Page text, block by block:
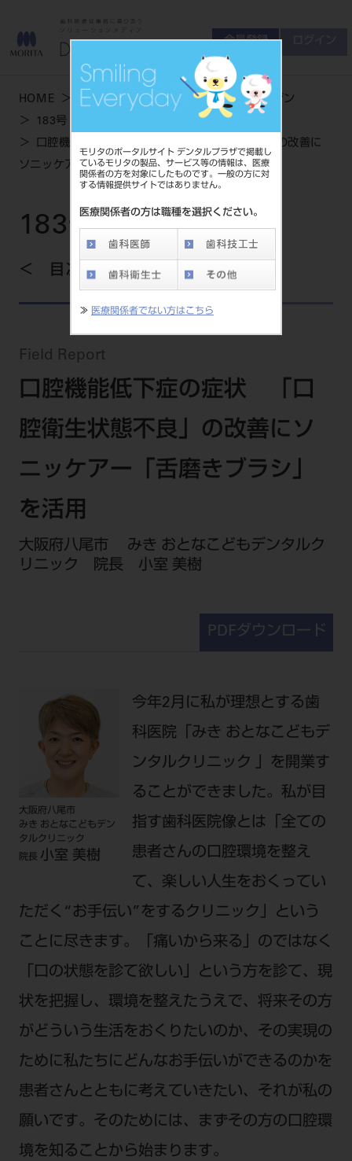
モリタのポータルサイト デンタルプラザで掲載し
ているモリタの製品、サービス等の情報は、医療
関係者の方を対象にしたものです。一般の方に対
する情報提供サイトではありません。
医療関係者の方は職種を選択ください。
≫ 医療関係者でない方はこちら
会員登録
HOME 学術・お役立ち情報
デンタルマガジン
183号 WINTER
口腔機能低下症の症状 「口腔衛生状態不良」の改善に
ソニッケアー「舌磨きブラシ」を活用
183号 WINTER
目次を見る
Field Report
口腔機能低下症の症状 「口
腔衛生状態不良」の改善にソ
ニッケアー「舌磨きブラシ」
を活用
大阪府八尾市 みき おとなこどもデンタルク
リニック 院長 小室 美樹
PDFダウンロード
大阪府八尾市
みき おとなこどもデン
タルクリニック
院長 小室 美樹
今年2月に私が理想とする歯
科医院「みき おとなこどもデ
ンタルクリニック 」を開業す
ることができました。私が目
指す歯科医院像とは「全ての
患者さんの口腔環境を整え
て、楽しい人生をおくってい
ただく“お手伝い”をするクリニック」という
ことに尽きます。「痛いから来る」のではなく
「口の状態を診て欲しい」という方を診て、現
状を把握し、環境を整えたうえで、将来その方
がどういう生活をおくりたいのか、その実現の
ために私たちにどんなお手伝いができるのかを
患者さんとともに考えていきたい、それが私の
願いです。そのためには、まずその方の口腔環
境を知ることから始まります。
お問い合わせ
商品について
セミナーについて
友の会について
ご開業について
会員登録 ログイン
製品情報トップ
製品カテゴリ
大型器械
チェア・ユニット関連
レーザー装置関連
その他設備機器
診療用材料
IT商品
添付文書の電子化
オンラインカタログ InternetDO
モリタ友の会のご案内
モリタ友の会無料会員登録
サポート情報
製品から探す
カテゴリーから探す
メーカーから探す
デジタル製品サポート
商品に関するお問い合わせ
Q&A
修理・メンテナンス等
セミナー・イベント
全てのセミナー・イベント
全種別
歯科技工士
歯科助手
開業マニュアル
開業医インタビュー
歯科開業への道
モリタ友の会
有料会員のご案内
勤務医会員
学術・お役立ち情報
高齢者歯科
はじめての方へ
pdとは
院内ツアー
デンタルマガジン
ビデオライブラリー
DMR（ディーエムアール）
ビバリーくんの歯科イラスト素材集
モリタカレンダー
ニュース
公式SNS一覧
ビバリーくんLINEスタンプ
全国のショールーム
北海道
宮城
東京
大阪
Dental Plaza Tokyo
Dental Plaza Tokyo
MDSC
Digital Seminar
見学予約
メールでのお問い合わせはこちら
電 話 /0800-222-8020（無料）
FAX /0800-222-6480 （無料）
IP電話・ひかり電話は繋がらない場合がありま